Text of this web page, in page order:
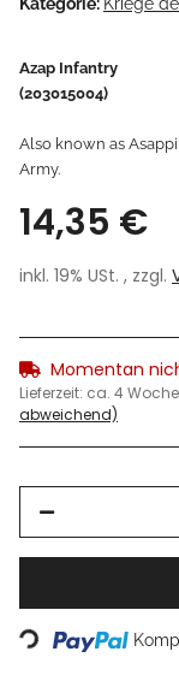
Kategorie: Kriege
Azap Infantry
(203015004)
Also known as
Army.
14,35 €
inkl. 19% USt. , zzgl.
Momentan
Lieferzeit: ca. 4
abweichend)
Loading...